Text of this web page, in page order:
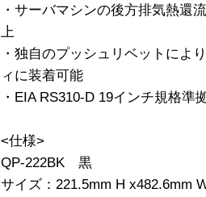
・サーバマシンの後方排気熱還
上
・独自のプッシュリベットによ
ィに装着可能
・EIA RS310-D 19インチ規格準
<仕様>
QP-222BK 黒
サイズ：221.5mm H x482.6mm